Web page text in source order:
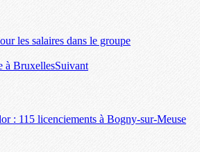
les salaires dans le groupe
à BruxellesSuivant